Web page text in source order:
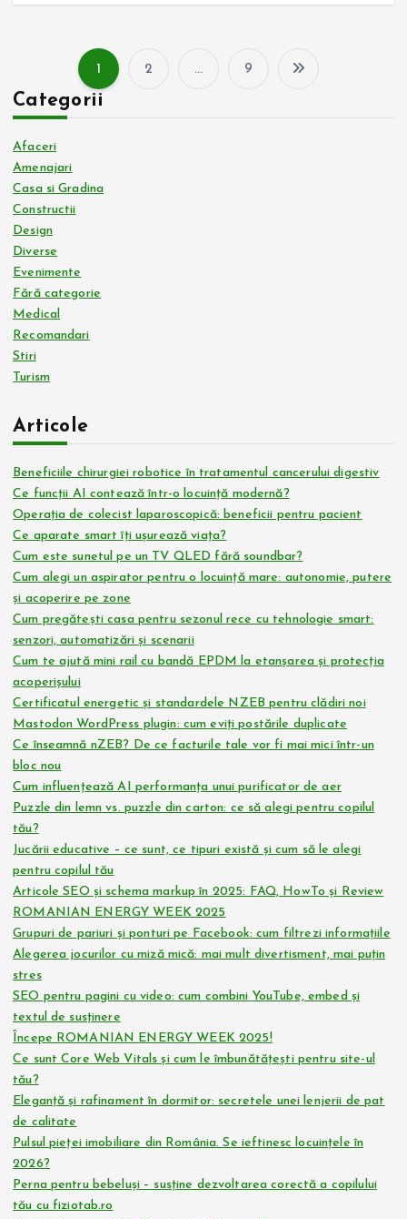
a
r
t
i
c
o
l
e
1 2 … 9
Categorii
Afaceri
Amenajari
Casa si Gradina
Constructii
Design
Diverse
Evenimente
Fără categorie
Medical
Recomandari
Stiri
Turism
Articole
Beneficiile chirurgiei robotice în tratamentul cancerului digestiv
Ce funcții AI contează într-o locuință modernă?
Operația de colecist laparoscopică: beneficii pentru pacient
Ce aparate smart îți ușurează viața?
Cum este sunetul pe un TV QLED fără soundbar?
Cum alegi un aspirator pentru o locuință mare: autonomie, putere
și acoperire pe zone
Cum pregătești casa pentru sezonul rece cu tehnologie smart:
senzori, automatizări și scenarii
Cum te ajută mini rail cu bandă EPDM la etanșarea și protecția
acoperișului
Certificatul energetic și standardele NZEB pentru clădiri noi
Mastodon WordPress plugin: cum eviți postările duplicate
Ce înseamnă nZEB? De ce facturile tale vor fi mai mici într-un
bloc nou
Cum influențează AI performanța unui purificator de aer
Puzzle din lemn vs. puzzle din carton: ce să alegi pentru copilul
tău?
Jucării educative – ce sunt, ce tipuri există și cum să le alegi
pentru copilul tău
Articole SEO și schema markup în 2025: FAQ, HowTo și Review
ROMANIAN ENERGY WEEK 2025
Grupuri de pariuri și ponturi pe Facebook: cum filtrezi informațiile
Alegerea jocurilor cu miză mică: mai mult divertisment, mai puțin
stres
SEO pentru pagini cu video: cum combini YouTube, embed și
textul de susținere
Începe ROMANIAN ENERGY WEEK 2025!
Ce sunt Core Web Vitals și cum le îmbunătățești pentru site-ul
tău?
Eleganță și rafinament în dormitor: secretele unei lenjerii de pat
de calitate
Pulsul pieței imobiliare din România. Se ieftinesc locuințele în
2026?
Perna pentru bebeluși – susține dezvoltarea corectă a copilului
tău cu fiziotab.ro